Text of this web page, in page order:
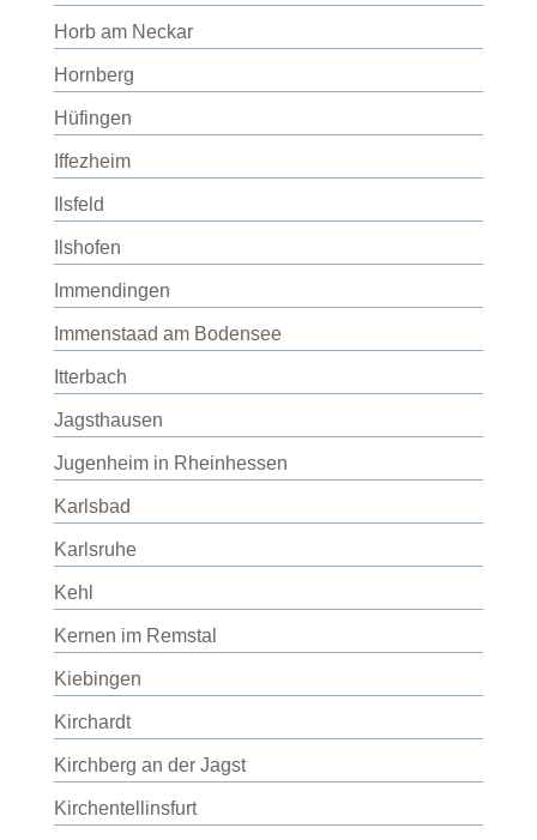
Horb am Neckar
Hornberg
Hüfingen
Iffezheim
Ilsfeld
Ilshofen
Immendingen
Immenstaad am Bodensee
Itterbach
Jagsthausen
Jugenheim in Rheinhessen
Karlsbad
Karlsruhe
Kehl
Kernen im Remstal
Kiebingen
Kirchardt
Kirchberg an der Jagst
Kirchentellinsfurt